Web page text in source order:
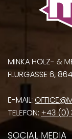
MINKA HOLZ- &
FLURGASSE 6,
E-MAIL:
TELEFON: +43 (0)
SOCIAL MEDIA